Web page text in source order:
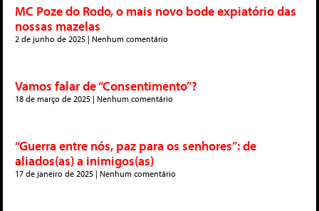
MC Poze do Rodo, o mais novo bode expiatório das
nossas mazelas
2 de junho de 2025 Nenhum comentário
Vamos falar de “Consentimento”?
18 de março de 2025 Nenhum comentário
“Guerra entre nós, paz para os senhores”: de
aliados(as) a inimigos(as)
17 de janeiro de 2025 Nenhum comentário